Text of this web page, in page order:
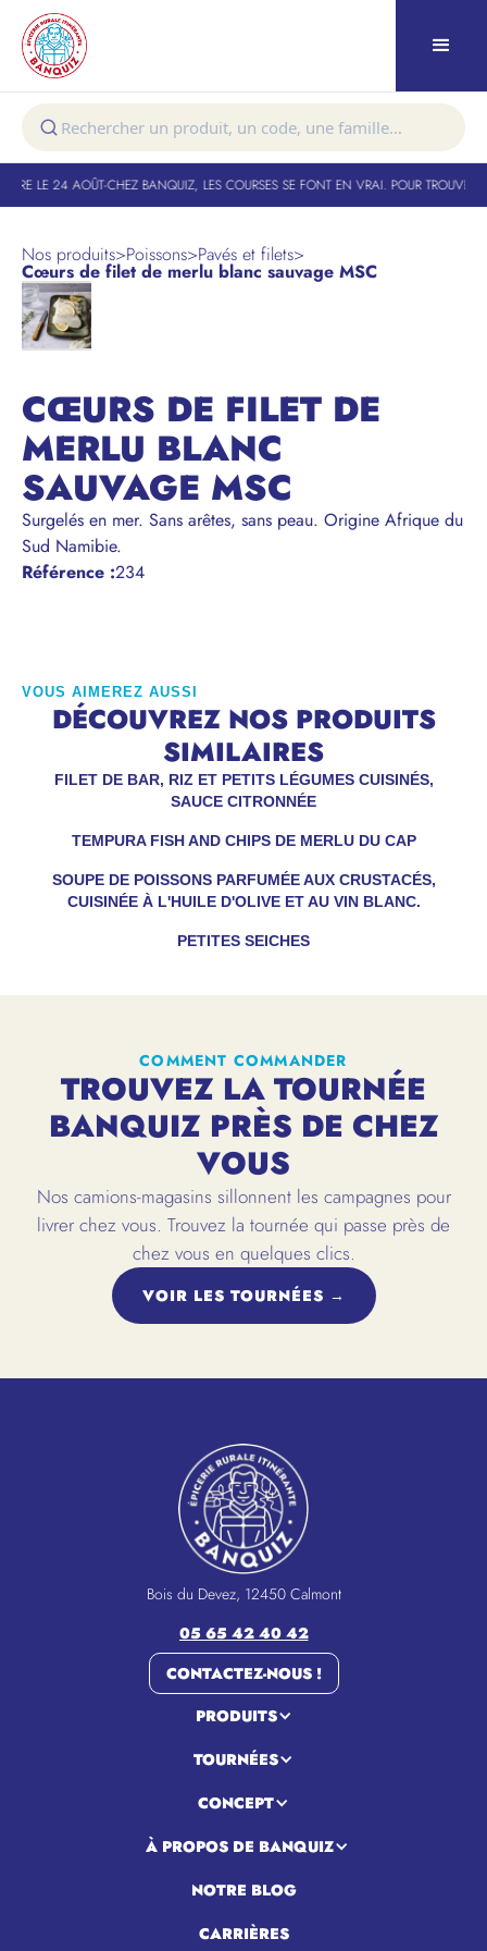
LE 24 AOÛT-CHEZ BANQUIZ, LES COURSES SE FONT EN VRAI. POUR TROUVER
Nos produits>Poissons>Pavés et filets>
Cœurs de filet de merlu blanc sauvage MSC
CŒURS DE FILET DE
MERLU BLANC
SAUVAGE MSC
Surgelés en mer. Sans arêtes, sans peau. Origine Afrique du
Sud Namibie.
Référence :234
VOUS AIMEREZ AUSSI
DÉCOUVREZ NOS PRODUITS
SIMILAIRES
PETITES SEICHES
FILET DE BAR, RIZ ET PETITS LÉGUMES CUISINÉS,
SAUCE CITRONNÉE
TEMPURA FISH AND CHIPS DE MERLU DU CAP
SOUPE DE POISSONS PARFUMÉE AUX CRUSTACÉS,
CUISINÉE À L'HUILE D'OLIVE ET AU VIN BLANC.
COMMENT COMMANDER
TROUVEZ LA TOURNÉE
BANQUIZ PRÈS DE CHEZ
VOUS
Nos camions-magasins sillonnent les campagnes pour
livrer chez vous. Trouvez la tournée qui passe près de
chez vous en quelques clics.
VOIR LES TOURNÉES →
Bois du Devez, 12450 Calmont
05 65 42 40 42
CONTACTEZ-NOUS !
PRODUITS
TOURNÉES
CONCEPT
À PROPOS DE BANQUIZ
NOTRE BLOG
CARRIÈRES